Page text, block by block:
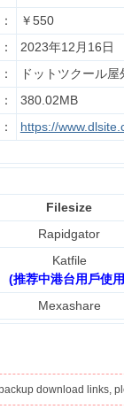
：
￥550
：
2023年12月16日
：
ドットツクール
：
380.02MB
： https://
Filesize
Rapidgator
Katfile
(推荐中港台用戶使
Mexashare
download links,